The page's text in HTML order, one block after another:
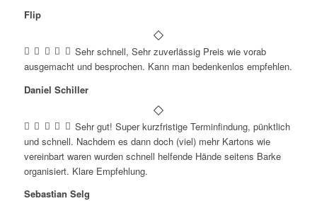
Flip
Sehr schnell, Sehr zuverlässig Preis wie vorab
ausgemacht und besprochen. Kann man bedenkenlos empfehlen.
Daniel Schiller
Sehr gut! Super kurzfristige Terminfindung, pünktlich
und schnell. Nachdem es dann doch (viel) mehr Kartons wie
vereinbart waren wurden schnell helfende Hände seitens Barke
organisiert. Klare Empfehlung.
Sebastian Selg